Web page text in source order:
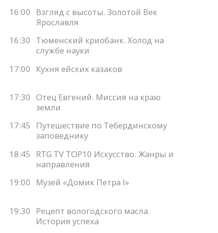
16:00
Взгляд с высоты. Золотой Век
Ярославля
16:30
Тюменский криобанк. Холод на
службе науки
17:00
Кухня ейских казаков
17:30 Отец Евгений. Миссия на краю
земли
17:45
Путешествие по Тебердинскому
заповеднику
18:45
RTG TV TOP10 Искусство. Жанры и
направления
19:00
Музей «Домик Петра I»
19:30
Рецепт вологодского масла.
История успеха